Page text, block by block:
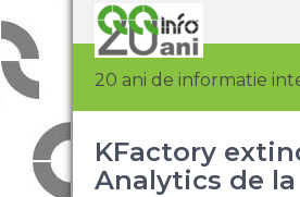
20 ani de informatie
KFactory
Analytics de